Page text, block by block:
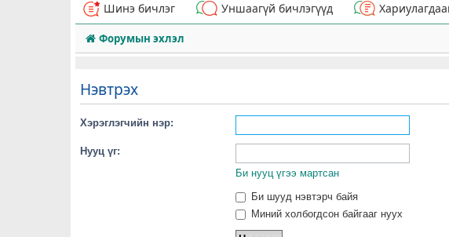
Шинэ бичлэг Уншаагүй бичлэгүүд
Форумын эхлэл
Нэвтрэх
Хэрэглэгчийн нэр:
Нууц үг:
Би нууц үгээ мартсан
Би шууд нэвтэрч байя
Миний холбогдсон байгааг нуух